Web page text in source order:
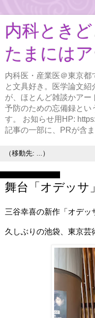
内科ときど
たまにはア
内科医・産業医＠東京都
と文具好き。医学論文
が、ほとんど雑談かアー
予防のための忘備録とい
す。 お知らせ用HP:
記事の一部に、PRが含
舞台「オデッサ」
三谷幸喜の新作「オデッ
久しぶりの池袋、東京芸